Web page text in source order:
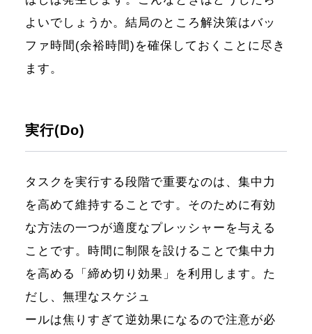
よいでしょうか。結局のところ解決策はバッ
ファ時間(余裕時間)を確保しておくことに尽き
ます。
実行(Do)
タスクを実行する段階で重要なのは、集中力
を高めて維持することです。そのために有効
な方法の一つが適度なプレッシャーを与える
ことです。時間に制限を設けることで集中力
を高める「締め切り効果」を利用します。た
だし、無理なスケジュ
ールは焦りすぎて逆効果になるので注意が必